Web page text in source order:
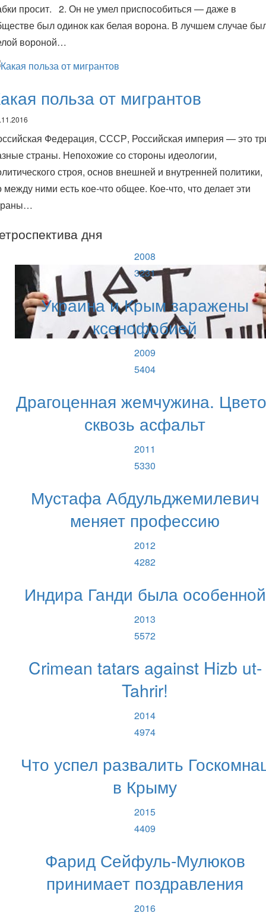
просит. 2. Он не умел приспособиться — даже в
был одинок как белая ворона. В лучшем случае
вороной…
польза от мигрантов
Федерация, СССР, Российская империя — это
страны. Непохожие со стороны идеологии,
строя, основ внешней и внутренней политики,
между ними есть кое-что общее. Кое-что, что делает эти
дня
2008
3231
Украина и Крым заражены
ксенофобией
2009
5404
Драгоценная жемчужина.
сквозь асфальт
2011
5330
Мустафа Абдульджемилевич
меняет профессию
2012
4282
Индира Ганди была особенной
2013
5572
Crimean tatars against Hizb ut-
Tahrir!
2014
4974
Что успел развалить
в Крыму
2015
4409
Фарид Сейфуль-Мулюков
принимает поздравления
2016